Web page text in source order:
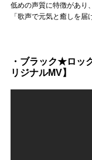
Official SNS
低めの声質に特徴があり
「歌声で元気と癒しを届
・ブラック★ロッ
リジナルMV】